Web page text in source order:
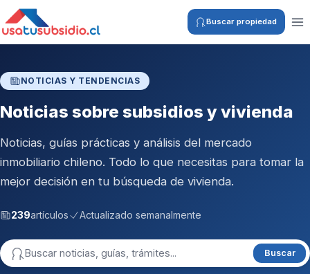
Buscar propiedad
NOTICIAS Y TENDENCIAS
Noticias sobre subsidios y vivienda
Noticias, guías prácticas y análisis del mercado
inmobiliario chileno. Todo lo que necesitas para tomar la
mejor decisión en tu búsqueda de vivienda.
239artículos Actualizado semanalmente
Buscar